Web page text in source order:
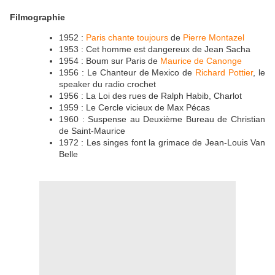
Filmographie
1952 : Paris chante toujours de Pierre Montazel
1953 : Cet homme est dangereux de Jean Sacha
1954 : Boum sur Paris de Maurice de Canonge
1956 : Le Chanteur de Mexico de Richard Pottier, le
speaker du radio crochet
1956 : La Loi des rues de Ralph Habib, Charlot
1959 : Le Cercle vicieux de Max Pécas
1960 : Suspense au Deuxième Bureau de Christian
de Saint-Maurice
1972 : Les singes font la grimace de Jean-Louis Van
Belle